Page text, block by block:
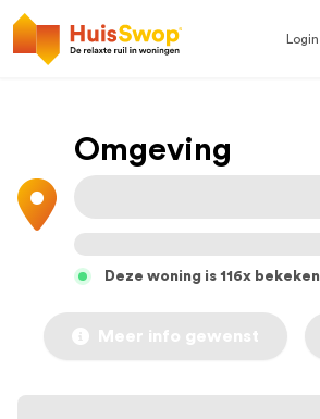
Login
Omgeving
Deze woning is 116x bekeken
Meer info gewenst